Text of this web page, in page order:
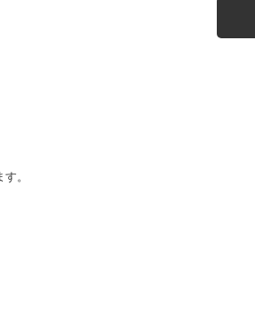
。